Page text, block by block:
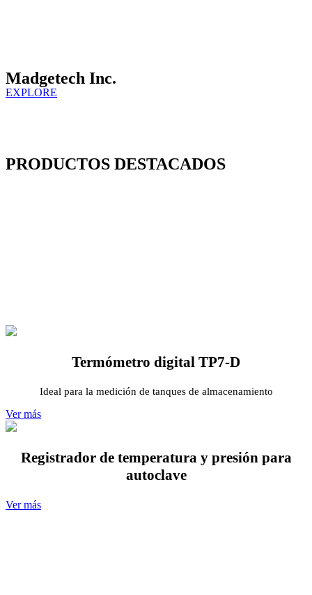
Madgetech Inc.
EXPLORE
PRODUCTOS DESTACADOS
Termómetro digital TP7-D
Ideal para la medición de tanques de almacenamiento
Ver más
Registrador de temperatura y presión para
autoclave
Ver más